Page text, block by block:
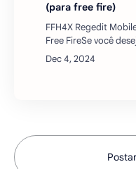
(para free fire)
FFH4X Regedit
Free FireSe você
de headshot
seus amigos e não